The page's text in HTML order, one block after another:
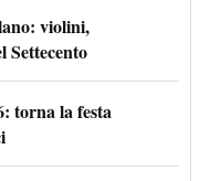
violini,
Settecento
torna la festa